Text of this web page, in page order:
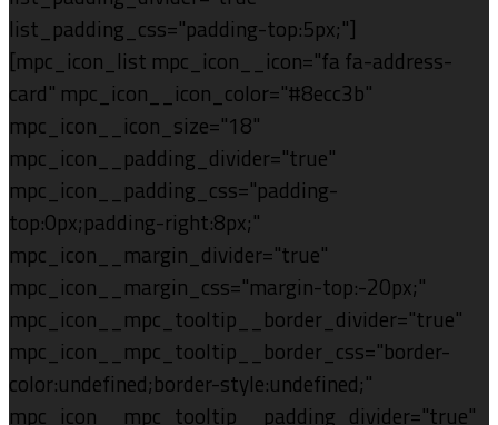
list_padding_css="padding-top:5px;"]
[mpc_icon_list mpc_icon__icon="fa fa-address-
card" mpc_icon__icon_color="#8ecc3b"
mpc_icon__icon_size="18"
mpc_icon__padding_divider="true"
mpc_icon__padding_css="padding-
top:0px;padding-right:8px;"
mpc_icon__margin_divider="true"
mpc_icon__margin_css="margin-top:-20px;"
mpc_icon__mpc_tooltip__border_divider="true"
mpc_icon__mpc_tooltip__border_css="border-
color:undefined;border-style:undefined;"
mpc_icon__mpc_tooltip__padding_divider="true"